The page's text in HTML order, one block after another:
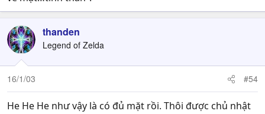
thanden
Legend of Zelda
16/1/03 #54
He He He như vậy là có đủ mặt rồi. Thôi được chủ nhật